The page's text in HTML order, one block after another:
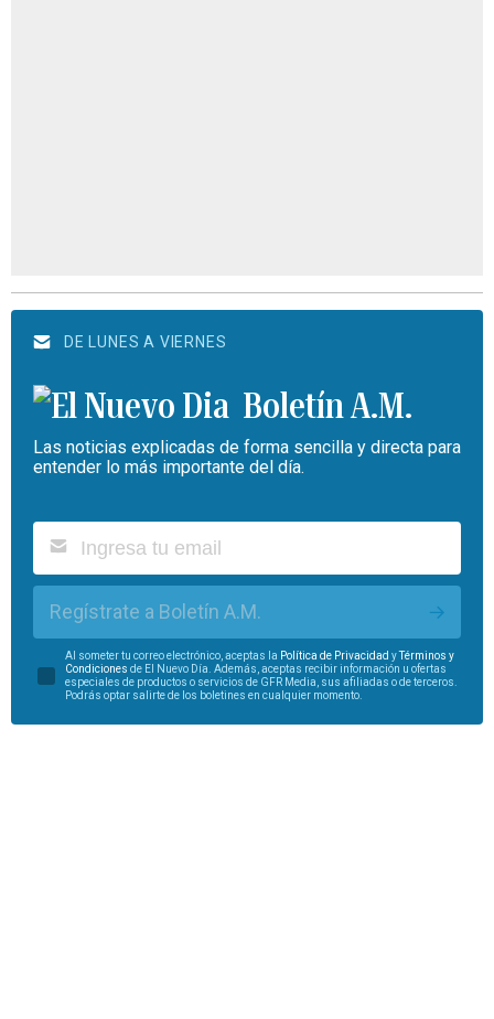
DE LUNES A VIERNES
Boletín A.M.
Las noticias explicadas de forma sencilla y directa para
entender lo más importante del día.
Regístrate a Boletín A.M.
Al someter tu correo electrónico, aceptas la Política de Privacidad yTérminos y
Condiciones de El Nuevo Día. Además, aceptas recibir información u ofertas
especiales de productos o servicios de GFR Media, sus afiliadas o de terceros.
Podrás optar salirte de los boletines en cualquier momento.